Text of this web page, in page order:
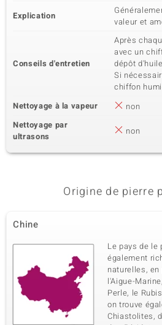
Explication
valeur et
Conseils d'entretien
Après
avec un
dépôt
Si
chiffon
Nettoyage à la vapeur
non
Nettoyage par
ultrasons
non
Origine de pierre
Chine
Le pays de le
également
naturelles,
l'Aigue-
Perle, le
on trouve
Chiastolites,